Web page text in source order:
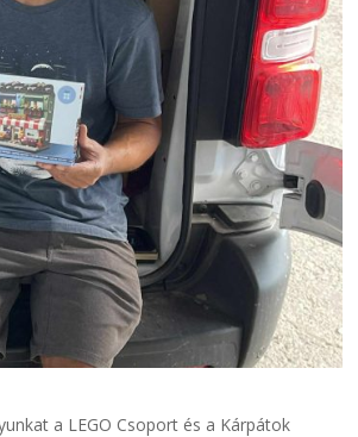
a LEGO Csoport és a Kárpátok